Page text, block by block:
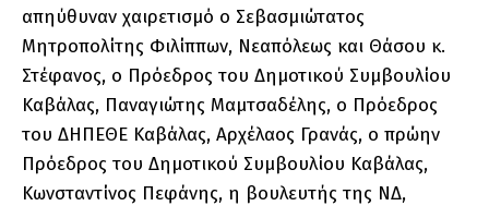
απηύθυναν χαιρετισμό ο Σεβασμιώτατος
Μητροπολίτης Φιλίππων, Νεαπόλεως και Θάσου κ.
Στέφανος, ο Πρόεδρος του Δημοτικού Συμβουλίου
Καβάλας, Παναγιώτης Μαμτσαδέλης, ο Πρόεδρος
του ΔΗΠΕΘΕ Καβάλας, Αρχέλαος Γρανάς, ο πρώην
Πρόεδρος του Δημοτικού Συμβουλίου Καβάλας,
Κωνσταντίνος Πεφάνης, η βουλευτής της ΝΔ,